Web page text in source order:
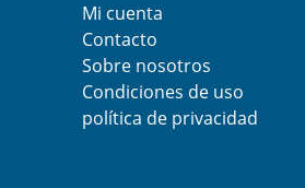
Mi cuenta
Contacto
Sobre nosotros
Condiciones de uso
política de privacidad